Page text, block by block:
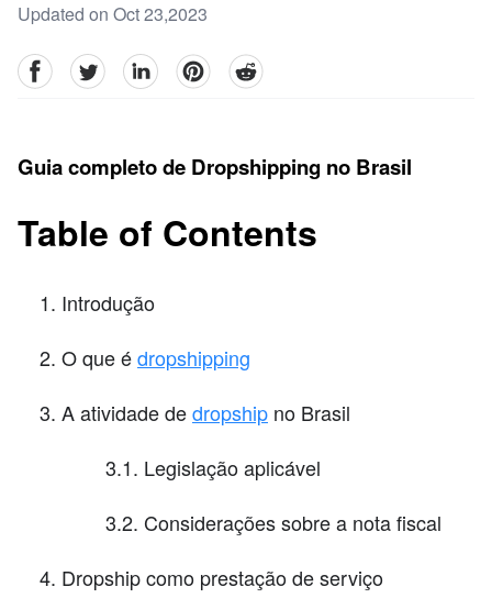
Updated on Oct 23,2023
facebookTwitter linkedinpinterestreddit
Guia completo de Dropshipping no Brasil
Table of Contents
Introdução
O que édropshipping
A atividade dedropship no Brasil
3.1. Legislação aplicável
3.2. Considerações sobre a nota fiscal
Dropship como prestação de serviço